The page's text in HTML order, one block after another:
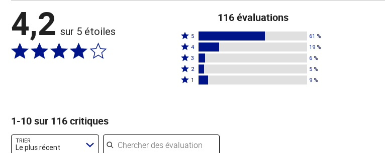
4,2 sur 5 étoiles
116 évaluations
Coté
5
étoiles
par
61 %
5 61 %
Coté
4
étoiles
par
4 19 %
Coté
3
étoiles
3 6 %
Coté
2
évaluateurs
2 5 %
Coté1 9 %
1-10 sur 116 critiques
TRIER
Le plus récent
Chercher des évaluations